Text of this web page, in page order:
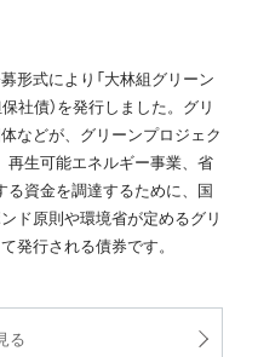
形式により「大林組グリーン
社債）を発行しました。グリ
などが、グリーンプロジェク
再生可能エネルギー事業、省
る資金を調達するために、国
ド原則や環境省が定めるグリ
発行される債券です。
る